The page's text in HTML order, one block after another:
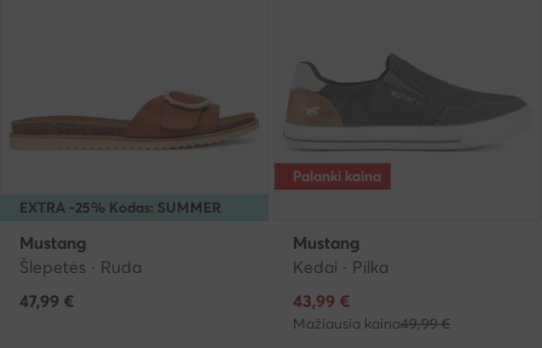
EXTRA -25% Kodas: SUMMER
Mustang
Šlepetės · Ruda
47,99 €
Palanki kaina
Mustang
Kedai · Pilka
Dabartinė kaina
43,99 €
Mažiausia kaina49,99 €